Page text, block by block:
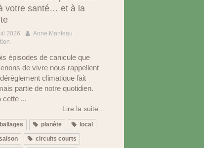
votre santé… et à la
2026
Anne Manteau
épisodes de canicule que
de vivre nous rappellent
climatique fait
partie de notre quotidien.
cette ...
Lire la suite...
planète local
circuits courts